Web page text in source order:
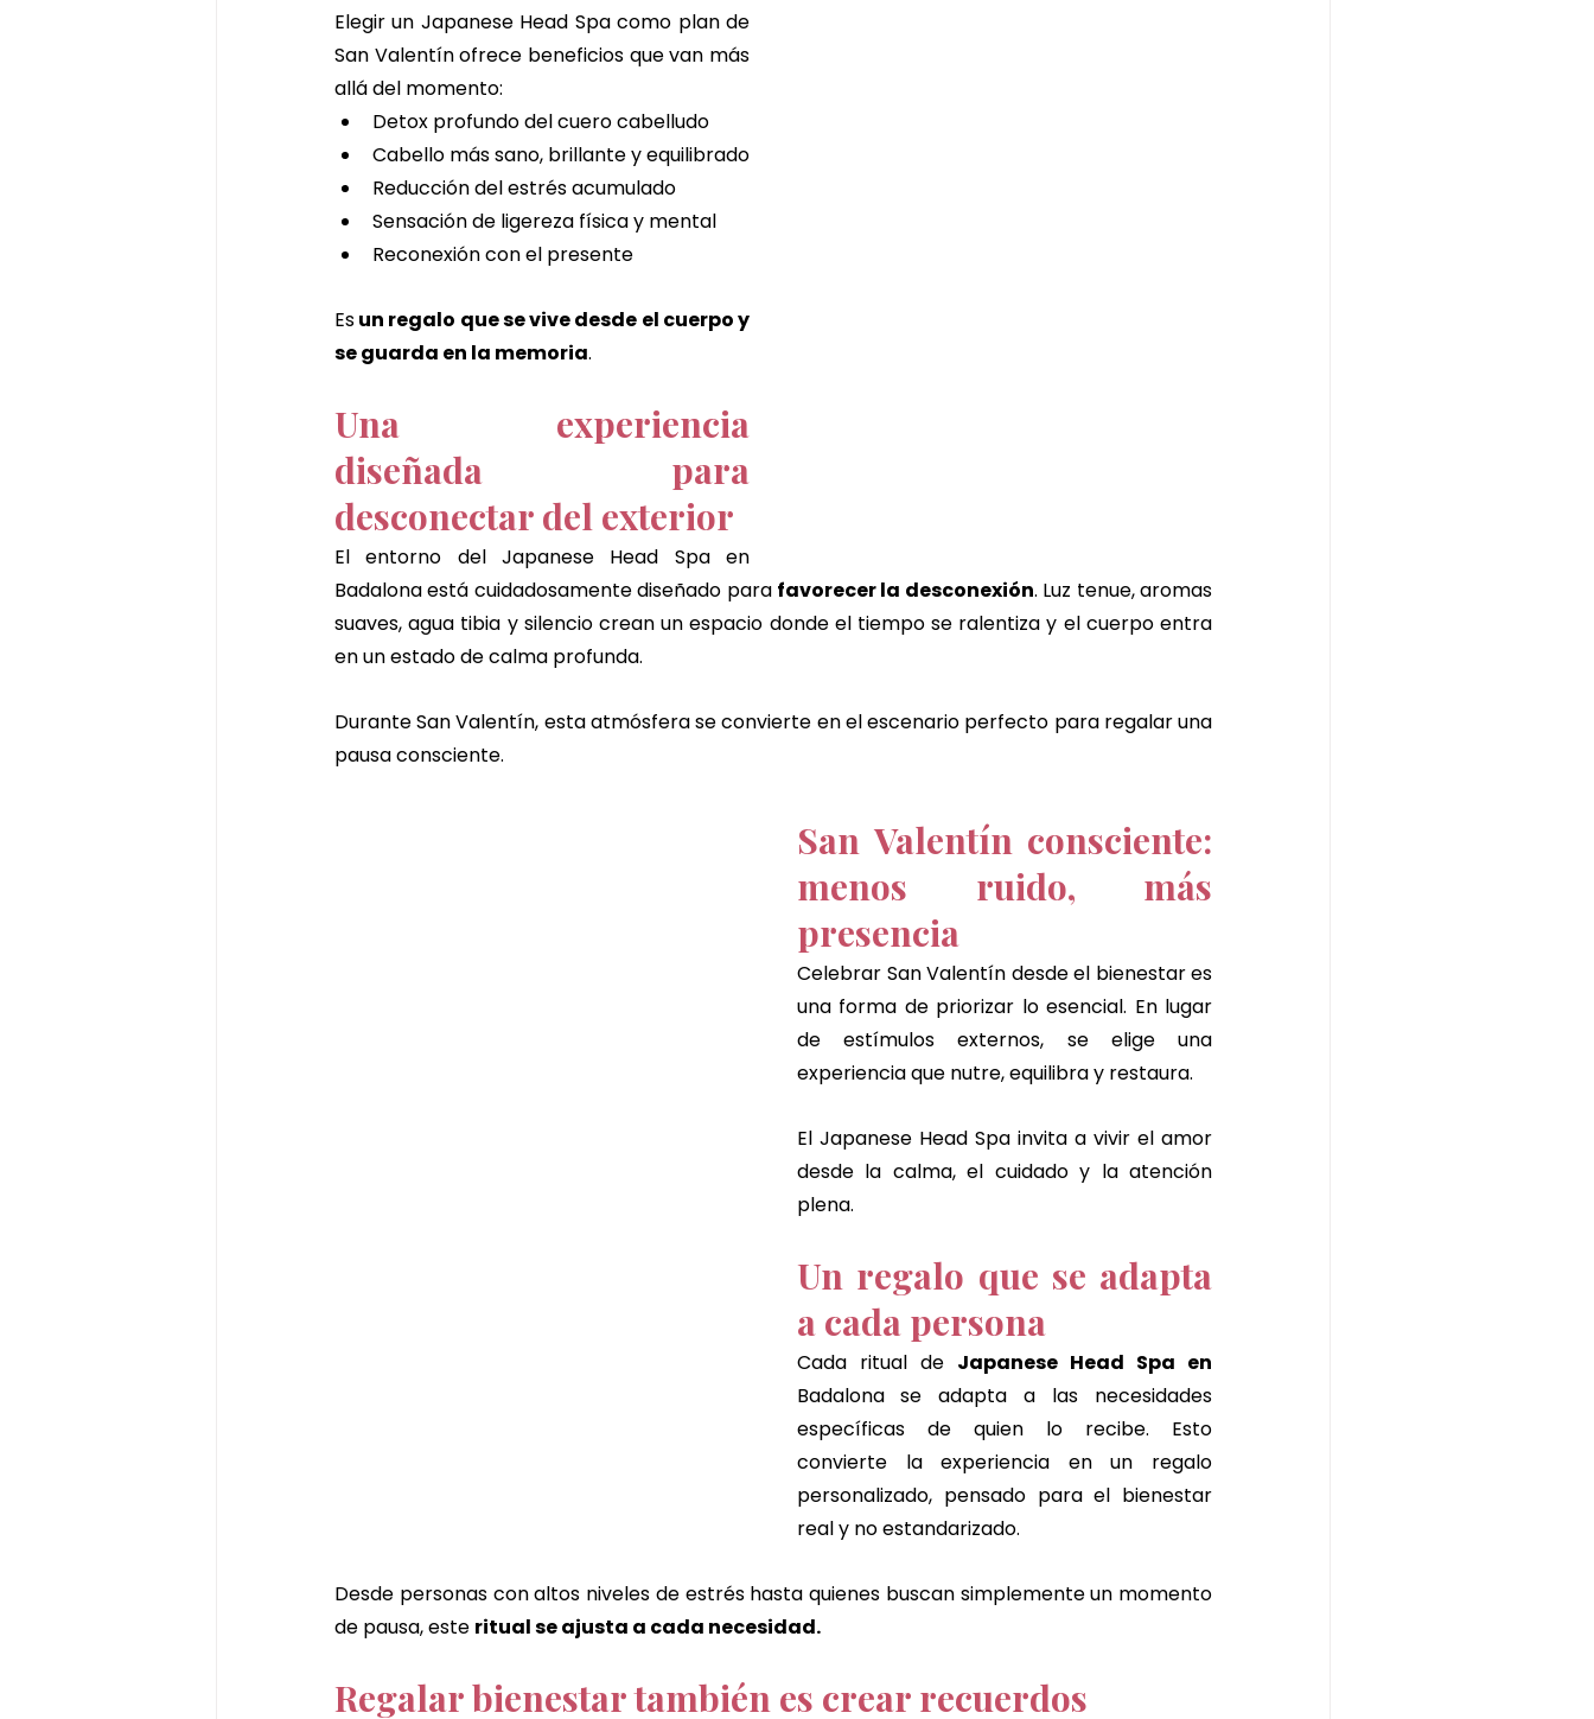
Elegir un Japanese Head Spa como plan de
San Valentín ofrece beneficios que van más
allá del momento:
Detox profundo del cuero cabelludo
Cabello más sano, brillante y equilibrado
Reducción del estrés acumulado
Sensación de ligereza física y mental
Reconexión con el presente
Es un regalo que se vive desde el cuerpo y
se guarda en la memoria.
Una experiencia
diseñada para
desconectar del exterior
El entorno del Japanese Head Spa en
Badalona está cuidadosamente diseñado para favorecer la desconexión. Luz tenue, aromas
suaves, agua tibia y silencio crean un espacio donde el tiempo se ralentiza y el cuerpo entra
en un estado de calma profunda.
Durante San Valentín, esta atmósfera se convierte en el escenario perfecto para regalar una
pausa consciente.
San Valentín consciente:
menos ruido, más
presencia
Celebrar San Valentín desde el bienestar es
una forma de priorizar lo esencial. En lugar
de estímulos externos, se elige una
experiencia que nutre, equilibra y restaura.
El Japanese Head Spa invita a vivir el amor
desde la calma, el cuidado y la atención
plena.
Un regalo que se adapta
a cada persona
Cada ritual de
Badalona se adapta a las necesidades
específicas de quien lo recibe. Esto
convierte la experiencia en un regalo
personalizado, pensado para el bienestar
real y no estandarizado.
Desde personas con altos niveles de estrés hasta quienes buscan simplemente un momento
de pausa, este ritual se ajusta a cada necesidad.
Regalar bienestar también es crear recuerdos